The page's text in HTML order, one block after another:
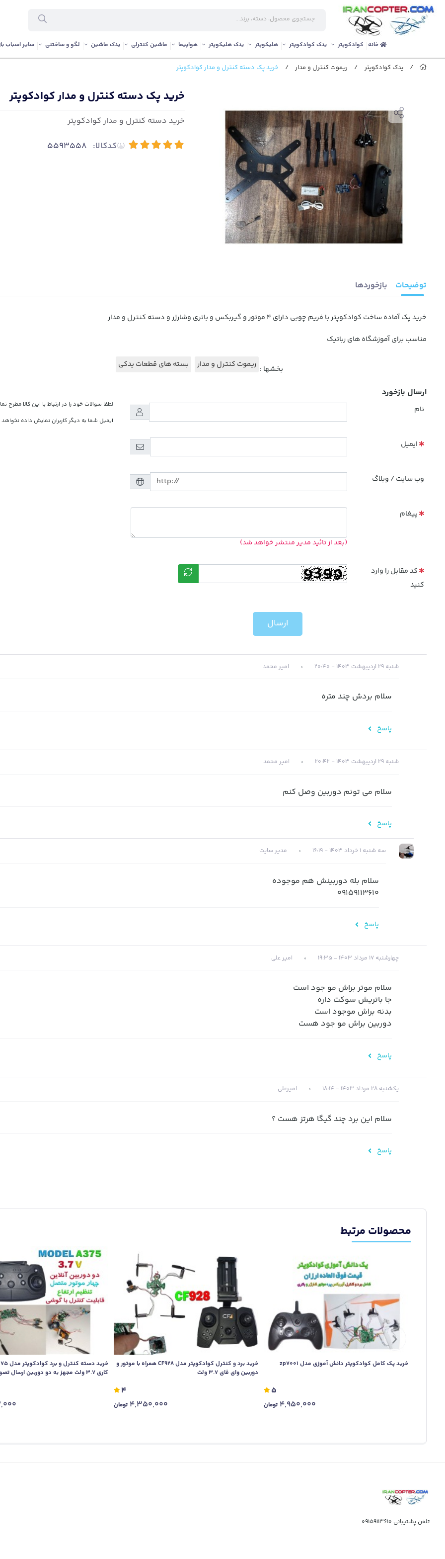
خانه کوادکوپتر یدک کوادکوپتر هلیکوپتر یدک هلیکوپتر هواپیما ماشین کنترلی یدک ماشین لگو و ساختنی سایر اسباب
/ یدک کوادکوپتر / ریموت کنترل و مدار / خرید پک دسته کنترل و مدار کوادکوپتر
خرید پک دسته کنترل و مدار کوادکوپتر
خرید دسته کنترل و مدار کوادکوپتر
(1) کدکالا: 5593558
توضیحات بازخوردها
خرید پک آماده ساخت کوادکوپتر با فریم چوبی دارای 4 موتور و گیربکس و باتری وشارژر و دسته کنترل و مدار
مناسب برای آموزشگاه های رباتیک
بخشها : ریموت کنترل و مدار بسته های قطعات یدکی
ارسال بازخورد
نام
ایمیل
وب سایت / وبلاگ
پیغام
(بعد از تائید مدیر منتشر خواهد شد)
کد مقابل را وارد
کنید
ارسال
لطفا سوالات خود را در ارتباط با این کالا مطرح
ایمیل شما به دیگر کاربران نمایش داده
شنبه 29 اردیبهشت 1403 - 20:40 امیر محمد
سلام بردش چند متره
پاسخ
شنبه 29 اردیبهشت 1403 - 20:42 امیر محمد
سلام می تونم دوربین وصل کنم
پاسخ
سه شنبه 1 خرداد 1403 - 16:19 مدیر سایت
سلام بله دوربینش هم موجوده
09159113610
پاسخ
چهارشنبه 17 مرداد 1403 - 19:35 امیر علی
سلام موتر براش مو جود است
جا باتریش سوکت داره
بدنه براش موجود است
دوربین براش مو جود هست
پاسخ
یکشنبه 28 مرداد 1403 - 18:14 امیرعلی
سلام این برد چند گیگا هرتز هست ؟
پاسخ
محصولات مرتبط
خرید پک کامل کوادکوپتر دانش آموزی مدل zp7001
5
4,950,000 تومان
خرید برد و کنترل کوادکوپتر مدل CF928 همراه با موتور و
دوربین وای فای 3.7 ولت
4
4,350,000 تومان
کاری 3.7 ولت مجهز به دو دوربین ارسال
تلفن پشتیبانی 09159113610